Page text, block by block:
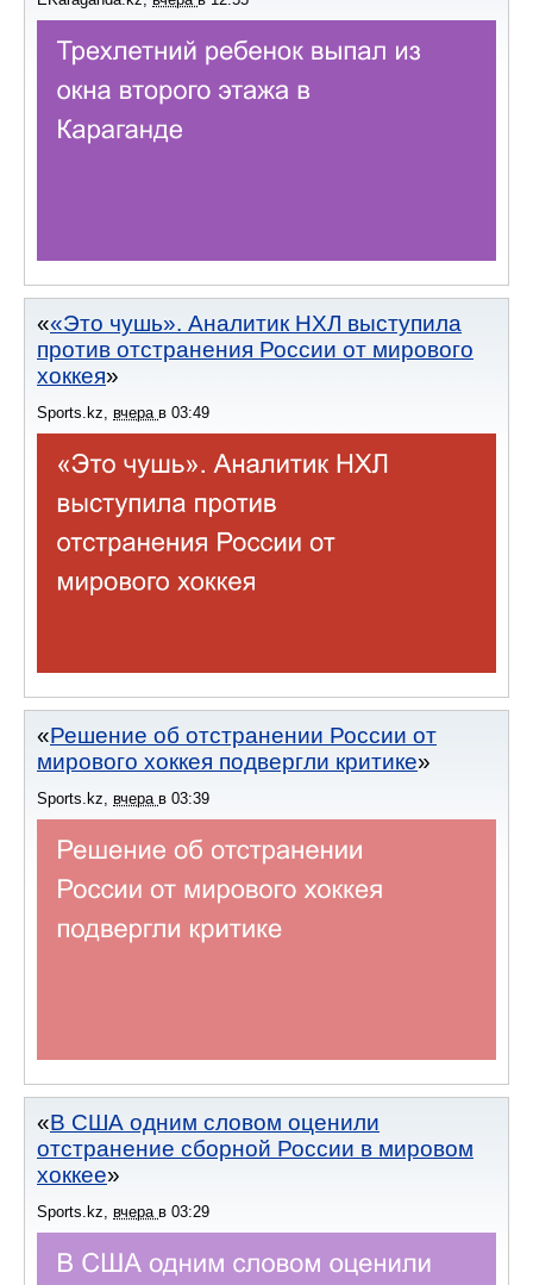
«Это чушь». Аналитик НХЛ выступила
против отстранения России от мирового
хоккея
Sports.kz вчера в 03:49
Решение об отстранении России от
мирового хоккея подвергли критике
Sports.kz, вчера в 03:39
В США одним словом оценили
отстранение сборной России в мировом
хоккее
Sports.kz, вчера в 03:29